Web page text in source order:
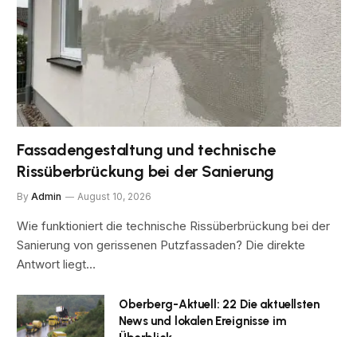
Fassadengestaltung und technische
Rissüberbrückung bei der Sanierung
By Admin August 10, 2026
Wie funktioniert die technische Rissüberbrückung bei der
Sanierung von gerissenen Putzfassaden? Die direkte
Antwort liegt…
Oberberg-Aktuell: 22 Die aktuellsten
News und lokalen Ereignisse im